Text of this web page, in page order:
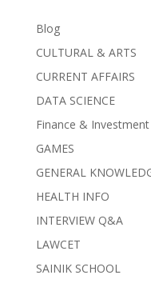
Blog
CULTURAL & ARTS
CURRENT AFFAIRS
DATA SCIENCE
Finance & Investment
GAMES
GENERAL
HEALTH INFO
INTERVIEW Q&A
LAWCET
SAINIK SCHOOL